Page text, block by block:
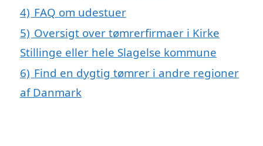
4) FAQ om udestuer
5) Oversigt over tømrerfirmaer i Kirke
Stillinge eller hele Slagelse kommune
6) Find en dygtig tømrer i andre regioner
af Danmark